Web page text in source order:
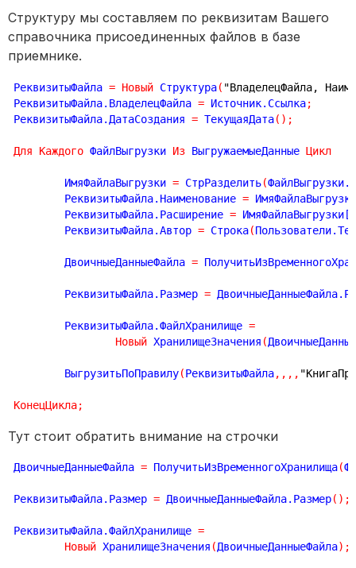
Структуру мы составляем по реквизитам Вашего
справочника присоединенных файлов в базе
приемнике.
РеквизитыФайла = Новый Структура( "ВладелецФайла,
РеквизитыФайла.ВладелецФайла = Источник.Ссылка;
РеквизитыФайла.ДатаСоздания = ТекущаяДата( ) ;
Для Каждого ФайлВыгрузки Из ВыгружаемыеДанные Цикл
	ИмяФайлаВыгрузки
= СтрРазделить(
	РеквизитыФайла.Наименование
=
	РеквизитыФайла.Расширение
= ИмяФайлаВыгрузки[
	РеквизитыФайла.Автор
= Строка(
	ДвоичныеДанныеФайла
=
	РеквизитыФайла.Размер
=
	РеквизитыФайла.ФайлХранилище
=
Новый ХранилищеЗначения (
	ВыгрузитьПоПравилу
(РеквизитыФайла, , , ,
КонецЦикла;
Тут стоит обратить внимание на строчки
ДвоичныеДанныеФайла = ПолучитьИзВременногоХранилища(
РеквизитыФайла.Размер = ДвоичныеДанныеФайла.Размер( ) ;
РеквизитыФайла.ФайлХранилище =
Новый ХранилищеЗначения (ДвоичныеДанныеФайла) ;